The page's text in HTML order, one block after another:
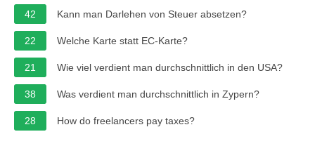
42 Kann man Darlehen von Steuer absetzen?
22 Welche Karte statt EC-Karte?
21 Wie viel verdient man durchschnittlich in den USA?
38 Was verdient man durchschnittlich in Zypern?
28 How do freelancers pay taxes?